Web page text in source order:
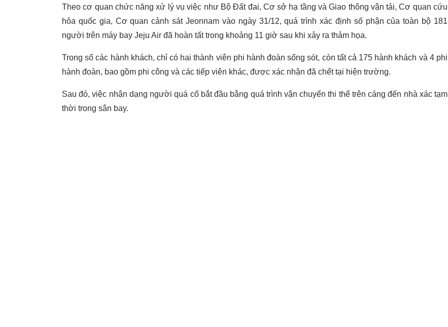
Theo cơ quan chức năng xử lý vụ việc như Bộ Đất đai, Cơ sở hạ tầng và Giao thông vận tải, Cơ quan cứu
hỏa quốc gia, Cơ quan cảnh sát Jeonnam vào ngày 31/12, quá trình xác định số phận của toàn bộ 181
người trên máy bay Jeju Air đã hoàn tất trong khoảng 11 giờ sau khi xảy ra thảm họa.
Trong số các hành khách, chỉ có hai thành viên phi hành đoàn sống sót, còn tất cả 175 hành khách và 4 phi
hành đoàn, bao gồm phi công và các tiếp viên khác, được xác nhận đã chết tại hiện trường.
Sau đó, việc nhận dạng người quá cố bắt đầu bằng quá trình vận chuyển thi thể trên cáng đến nhà xác tạm
thời trong sân bay.